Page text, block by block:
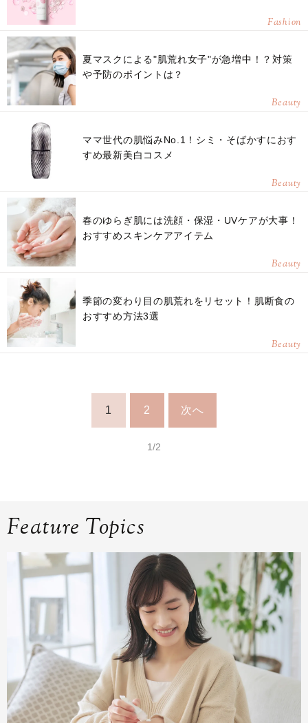
Fashion
夏マスクによる"肌荒れ女子"が急増中！？対策
や予防のポイントは？
Beauty
ママ世代の肌悩みNo.1！シミ・そばかすにおす
すめ最新美白コスメ
Beauty
春のゆらぎ肌には洗顔・保湿・UVケアが大事！
おすすめスキンケアアイテム
Beauty
季節の変わり目の肌荒れをリセット！肌断食の
おすすめ方法3選
Beauty
1 2 次へ
1/2
Feature Topics